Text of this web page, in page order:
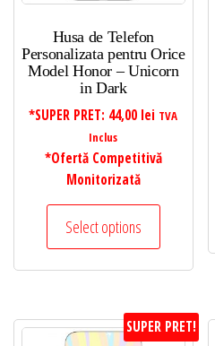
Husa de Telefon
Personalizata pentru Orice
Model Honor – Unicorn
in Dark
*SUPER PRET: 44,00 lei TVA
Inclus
*Ofertă Competitivă
Monitorizată
Select options
SUPER PRET!